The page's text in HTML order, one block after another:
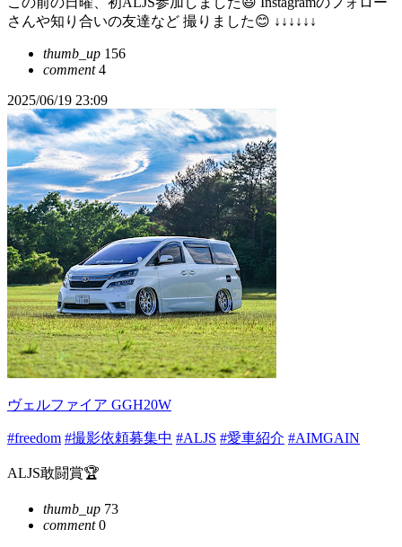
さんや知り合いの友達など 撮りました😊 ↓↓↓↓↓↓
thumb_up 156
comment4
2025/06/19 23:09
ヴェルファイア GGH20W
#freedom #撮影依頼募集中 #ALJS #愛車紹介 #AIMGAIN
ALJS敢闘賞🏆
thumb_up 73
comment0